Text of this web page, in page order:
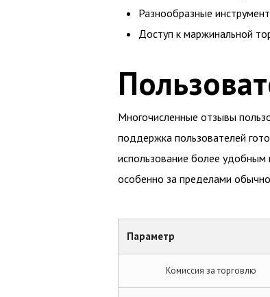
Разнообразные
Доступ к маржинальной
Многочисленные отзывы
поддержка пользователей
использование более
особенно за пределами
Параметр
Комиссия за торговлю